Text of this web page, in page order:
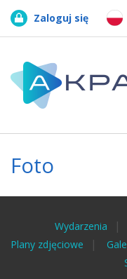
Zaloguj się
Foto
Wydarzenia
Plany zdjęciowe